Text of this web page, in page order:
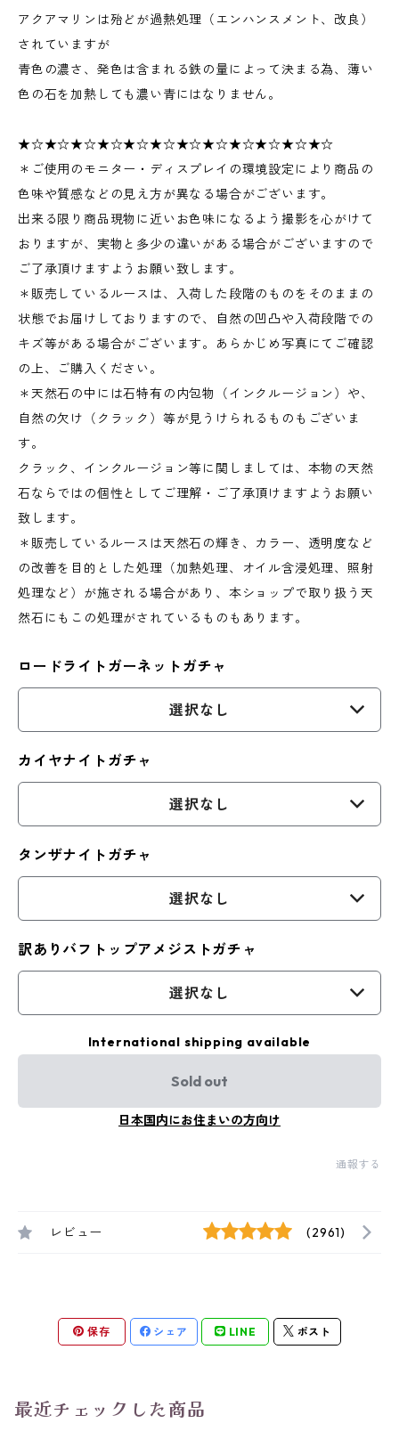
アクアマリンは殆どが過熱処理（エンハンスメント、改良）
されていますが
青色の濃さ、発色は含まれる鉄の量によって決まる為、薄い
色の石を加熱しても濃い青にはなりません。
★☆★☆★☆★☆★☆★☆★☆★☆★☆★☆★☆★☆
＊ご使用のモニター・ディスプレイの環境設定により商品の
色味や質感などの見え方が異なる場合がございます。
出来る限り商品現物に近いお色味になるよう撮影を心がけて
おりますが、実物と多少の違いがある場合がございますので
ご了承頂けますようお願い致します。
＊販売しているルースは、入荷した段階のものをそのままの
状態でお届けしておりますので、自然の凹凸や入荷段階での
キズ等がある場合がございます。あらかじめ写真にてご確認
の上、ご購入ください。
＊天然石の中には石特有の内包物（インクルージョン）や、
自然の欠け（クラック）等が見うけられるものもございま
す。
クラック、インクルージョン等に関しましては、本物の天然
石ならではの個性としてご理解・ご了承頂けますようお願い
致します。
＊販売しているルースは天然石の輝き、カラー、透明度など
の改善を目的とした処理（加熱処理、オイル含浸処理、照射
処理など）が施される場合があり、本ショップで取り扱う天
然石にもこの処理がされているものもあります。
ロードライトガーネットガチャ
選択なし
カイヤナイトガチャ
選択なし
タンザナイトガチャ
選択なし
訳ありバフトップアメジストガチャ
選択なし
International shipping available
Sold out
日本国内にお住まいの方向け
通報する
レビュー (2961)
保存 シェア LINE ポスト
最近チェックした商品